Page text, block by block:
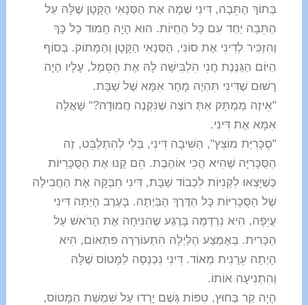
בְּתוֹךְ הַתֵּבָה, דִּינִי שְׁמָהּ אֶת הַסְּנָאִי הַקָּטָן שֶׁלָּהּ עַל
הַתֵּבָה יַחַד עִם כָּל הַחַיּוֹת. הוּא הָיָה חָמוּד כָּל כָּךְ
וְהִזְכִּיר לְדִינִי אֶת סוֹנִי, הַסְּנָאִי הַקָּטָן וְהַמָּתוֹק. בְּסוֹף
הַיּוֹם הַגַּנֶּנֶת חֲנִי הִלְבִּישָׁה לָהּ אֶת הַסֵּמֶל, עָלָיו הָיָה
רָשׁוּם שֶׁדִּינִי תִּהְיֶה מָחָר אִמָּא שֶׁל שַׁבָּת.
"אֵיזֶה מַמְתָּק אַתְּ רוֹצֶה שֶׁנִּקְנֶה חֲמוּדָה?" שָׁאֲלָה
אִמָּא אֶת דִּינִי.
"סֻכָּרִיַּת מוֹצֵץ", הַשִּׁיבָה דִּינִי, בְּלִי לְהִתְלַבֵּט, זֶה
הַסֻּכָּרִיָּה שֶׁהִיא הֲכִי אוֹהֶבֶת. הֵם קָנוּ אֶת הַסֻּכָּרִיּוֹת
כְּשֶׁיָּצְאוּ לִקְנִיּוֹת לִכְבוֹד שַׁבָּת, דִּינִי חִבְּקָה אֶת הַחֲבִילָה
שֶׁל הַסֻּכָּרִיּוֹת כָּל הַדֶּרֶךְ הַבַּיְתָה. בָּעֶרֶב הָיְתָה דִּינִי
עֲיֵפָה, הִיא נִרְדְּמָה בָּרֶגַע שֶׁהִנִּיחָה אֶת הָרֹאשׁ עַל
הַכָּרִית. בְּאֶמְצַע הַלַּיְלָה הִתְעוֹרְרָה פִּתְאוֹם, הִיא
הָיְתָה עֵרָנִית מְאוֹד. דִּינִי נִכְנְסָה לַמָּטוֹס שֶׁלָּהּ
וְהִתְנִיעָה אוֹתוֹ.
הָיָה קַר בַּחוּץ, טִפּוֹת גֶּשֶׁם יָרְדוּ עַל שִׁמְשַׁת הַמָּטוֹס,